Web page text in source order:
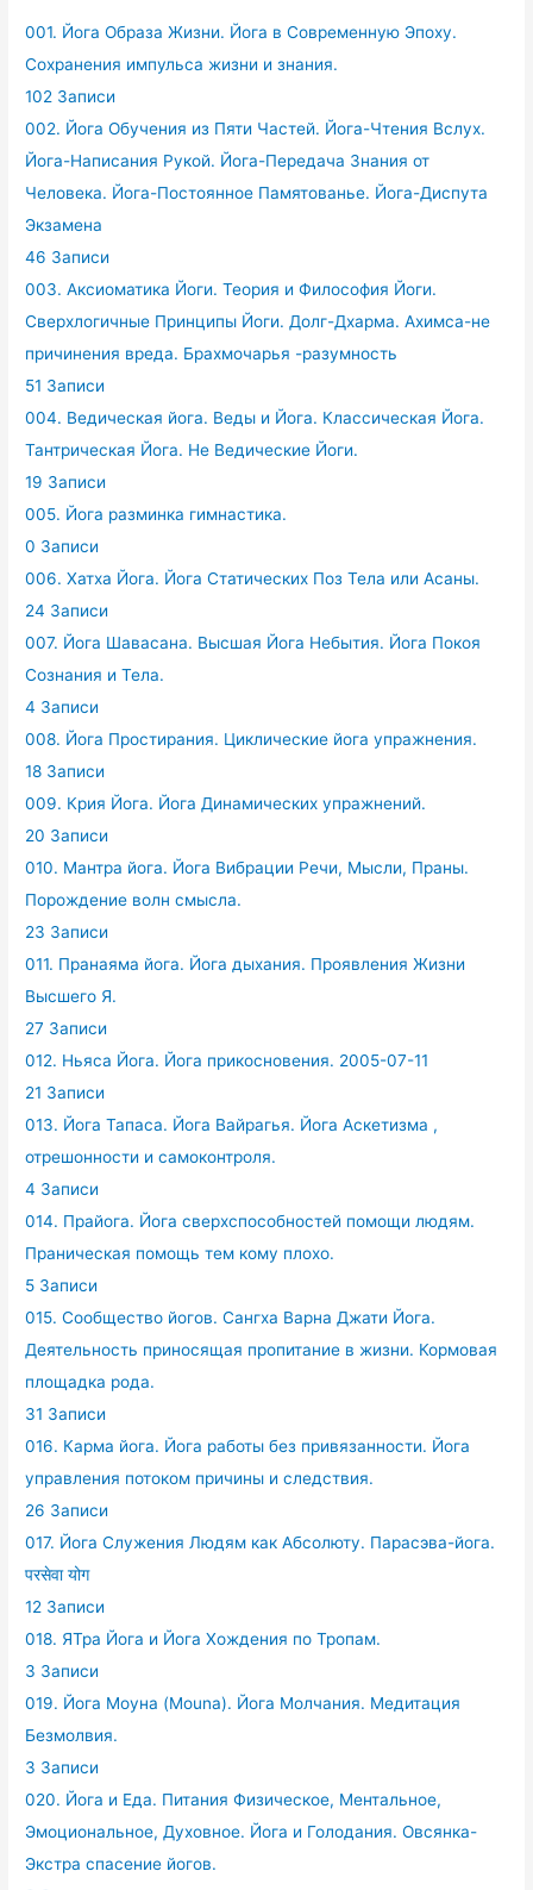
001. Йога Образа Жизни. Йога в Современную Эпоху.
Сохранения импульса жизни и знания.
102 Записи
002. Йога Обучения из Пяти Частей. Йога-Чтения Вслух.
Йога-Написания Рукой. Йога-Передача Знания от
Человека. Йога-Постоянное Памятованье. Йога-Диспута
Экзамена
46 Записи
003. Аксиоматика Йоги. Теория и Философия Йоги.
Сверхлогичные Принципы Йоги. Долг-Дхарма. Ахимса-не
причинения вреда. Брахмочарья -разумность
51 Записи
004. Ведическая йога. Веды и Йога. Классическая Йога.
Тантрическая Йога. Не Ведические Йоги.
19 Записи
005. Йога разминка гимнастика.
0 Записи
006. Хатха Йога. Йога Статических Поз Тела или Асаны.
24 Записи
007. Йога Шавасана. Высшая Йога Небытия. Йога Покоя
Сознания и Тела.
4 Записи
008. Йога Простирания. Циклические йога упражнения.
18 Записи
009. Крия Йога. Йога Динамических упражнений.
20 Записи
010. Мантра йога. Йога Вибрации Речи, Мысли, Праны.
Порождение волн смысла.
23 Записи
011. Пранаяма йога. Йога дыхания. Проявления Жизни
Высшего Я.
27 Записи
012. Ньяса Йога. Йога прикосновения. 2005-07-11
21 Записи
013. Йога Тапаса. Йога Вайрагья. Йога Аскетизма ,
отрешонности и самоконтроля.
4 Записи
014. Прайога. Йога сверхспособностей помощи людям.
Праническая помощь тем кому плохо.
5 Записи
015. Сообщество йогов. Сангха Варна Джати Йога.
Деятельность приносящая пропитание в жизни. Кормовая
площадка рода.
31 Записи
016. Карма йога. Йога работы без привязанности. Йога
управления потоком причины и следствия.
26 Записи
017. Йога Служения Людям как Абсолюту. Парасэва-йога.
परसेवा योग
12 Записи
018. ЯТра Йога и Йога Хождения по Тропам.
3 Записи
019. Йога Моуна (Mouna). Йога Молчания. Медитация
Безмолвия.
3 Записи
020. Йога и Еда. Питания Физическое, Ментальное,
Эмоциональное, Духовное. Йога и Голодания. Овсянка-
Экстра спасение йогов.